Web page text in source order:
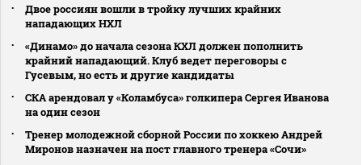
Двое россиян вошли в тройку лучших крайних
нападающих НХЛ
«Динамо» до начала сезона КХЛ должен пополнить
крайний нападающий. Клуб ведет переговоры с
Гусевым, но есть и другие кандидаты
СКА арендовал у «Коламбуса» голкипера Сергея Иванова
на один сезон
Тренер молодежной сборной России по хоккею Андрей
Миронов назначен на пост главного тренера «Сочи»